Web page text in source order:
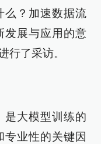
么？加速数据流
发展与应用的意
行了采访。
是大模型训练的
专业性的关键因